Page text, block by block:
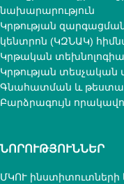
նախարարություն
Կրթության
կենտրոն (ԿԶՆԱԿ)
Կրթական
Կրթության տեսչական
Գնահատման և
Բարձրագույն
ՆՈՐՈՒԹՅՈՒՆՆԵՐ
ՄԿՈՒ